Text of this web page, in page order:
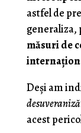
astfel de
măsuri de
Deşi am
acest